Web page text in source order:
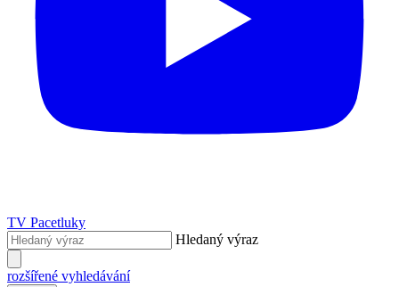
TV Pacetluky
Hledaný výraz
rozšířené vyhledávání